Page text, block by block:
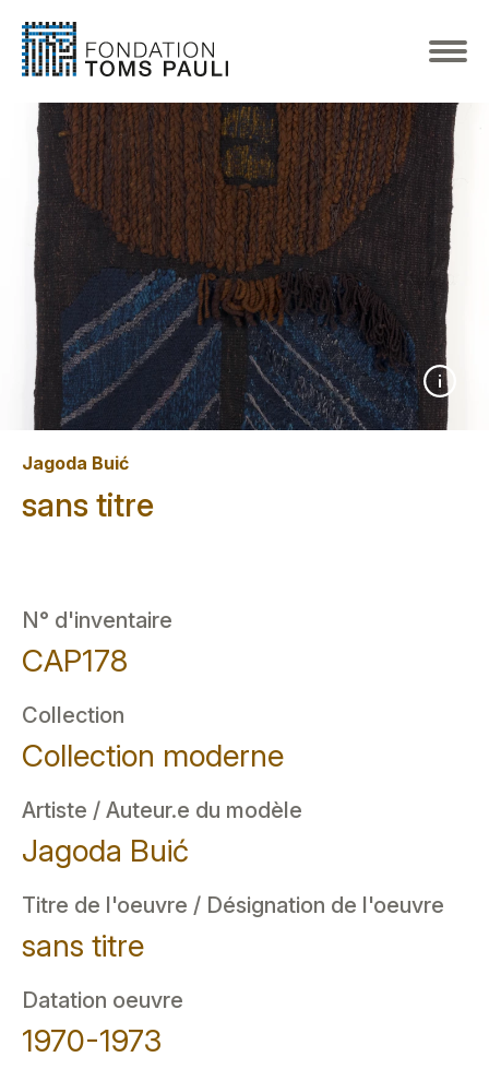
Jagoda Buić
sans titre
N° d'inventaire
CAP178
Collection
Collection moderne
Artiste / Auteur.e du modèle
Jagoda Buić
Titre de l'oeuvre / Désignation de l'oeuvre
sans titre
Datation oeuvre
1970-1973